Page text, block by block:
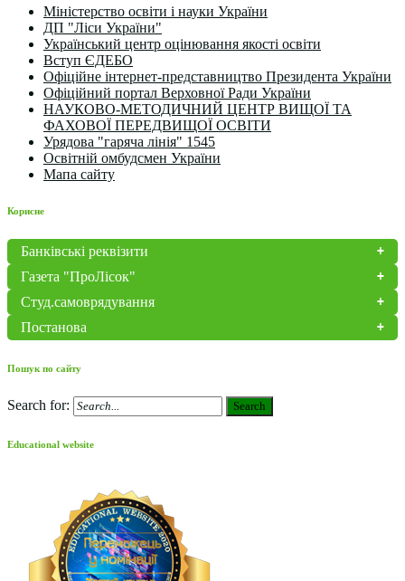
Міністерство освіти і науки України
ДП "Ліси України"
Український центр оцінювання якості освіти
Вступ ЄДЕБО
Офіційне інтернет-представництво Президента України
Офіційний портал Верховної Ради України
НАУКОВО-МЕТОДИЧНИЙ ЦЕНТР ВИЩОЇ ТА
ФАХОВОЇ ПЕРЕДВИЩОЇ ОСВІТИ
Урядова "гаряча лінія" 1545
Освітній омбудсмен України
Мапа сайту
Корисне
Банківські реквізити
Газета "ПроЛісок"
Студ.самоврядування
Постанова
Пошук по сайту
Search for: Search
Educational website